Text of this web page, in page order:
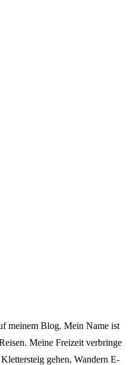
meinem Blog. Mein Name ist
Meine Freizeit verbringe
gehen, Wandern E-